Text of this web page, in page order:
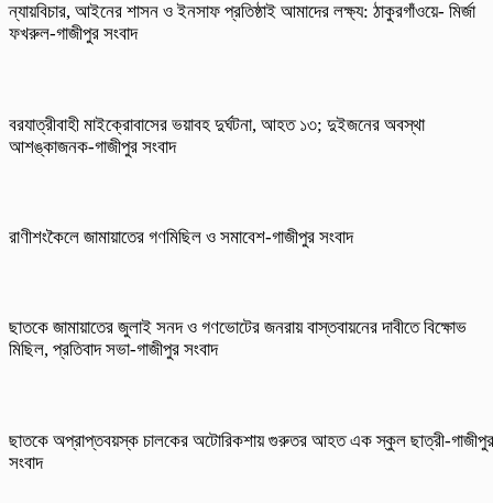
ন্যায়বিচার, আইনের শাসন ও ইনসাফ প্রতিষ্ঠাই আমাদের লক্ষ্য: ঠাকুরগাঁওয়ে- মির্জা
ফখরুল-গাজীপুর সংবাদ
বরযাত্রীবাহী মাইক্রোবাসের ভয়াবহ দুর্ঘটনা, আহত ১৩; দুইজনের অবস্থা
আশঙ্কাজনক-গাজীপুর সংবাদ
রাণীশংকৈলে জামায়াতের গণমিছিল ও সমাবেশ-গাজীপুর সংবাদ
ছাতকে জামায়াতের জুলাই সনদ ও গণভোটের জনরায় বাস্তবায়নের দাবীতে বিক্ষোভ
মিছিল, প্রতিবাদ সভা-গাজীপুর সংবাদ
ছাতকে অপ্রাপ্তবয়স্ক চালকের অটোরিকশায় গুরুতর আহত এক স্কুল ছাত্রী-গাজীপুর
সংবাদ